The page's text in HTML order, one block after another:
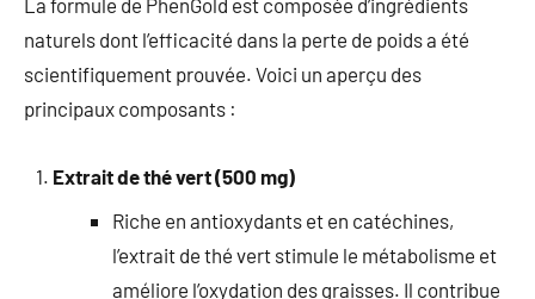
naturels dont l’efficacité dans la perte de poids a été
scientifiquement prouvée. Voici un aperçu des
principaux composants :
Extrait de thé vert (500 mg)
Riche en antioxydants et en catéchines,
l’extrait de thé vert stimule le métabolisme et
améliore l’oxydation des graisses. Il contribue